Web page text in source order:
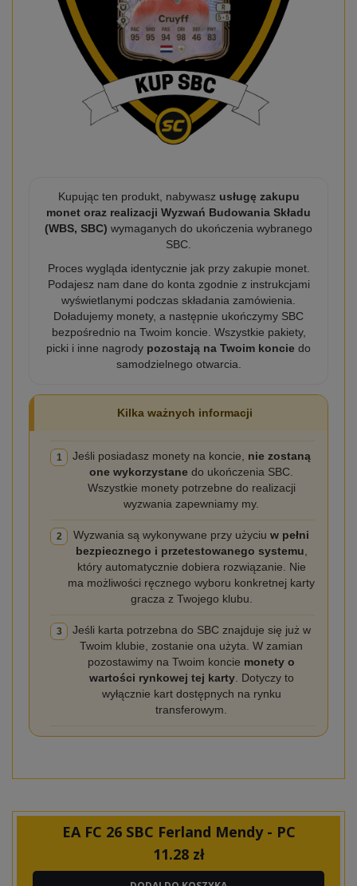
Kupując ten produkt, nabywasz usługę zakupu
monet oraz realizacji Wyzwań Budowania Składu
(WBS, SBC) wymaganych do ukończenia wybranego
SBC.
Proces wygląda identycznie jak przy zakupie monet.
Podajesz nam dane do konta zgodnie z instrukcjami
wyświetlanymi podczas składania zamówienia.
Doładujemy monety, a następnie ukończymy SBC
bezpośrednio na Twoim koncie. Wszystkie pakiety,
picki i inne nagrody pozostają na Twoim koncie do
samodzielnego otwarcia.
Kilka ważnych informacji
1 Jeśli posiadasz monety na koncie, nie zostaną
one wykorzystane do ukończenia SBC.
Wszystkie monety potrzebne do realizacji
wyzwania zapewniamy my.
2 Wyzwania są wykonywane przy użyciu w pełni
bezpiecznego i przetestowanego systemu,
który automatycznie dobiera rozwiązanie. Nie
ma możliwości ręcznego wyboru konkretnej karty
gracza z Twojego klubu.
3
Jeśli karta potrzebna do SBC znajduje się już w
Twoim klubie, zostanie ona użyta. W zamian
pozostawimy na Twoim koncie monety o
wartości rynkowej tej karty. Dotyczy to
wyłącznie kart dostępnych na rynku
transferowym.
EA FC 26 SBC Ferland Mendy - PC
11.28zł